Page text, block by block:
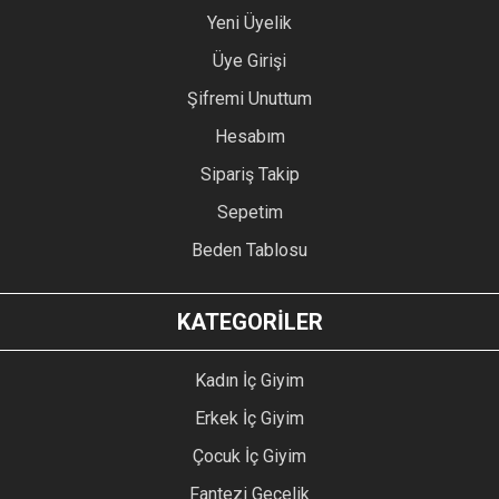
Yeni Üyelik
Üye Girişi
Şifremi Unuttum
Hesabım
Sipariş Takip
Sepetim
Beden Tablosu
KATEGORİLER
Kadın İç Giyim
Erkek İç Giyim
Çocuk İç Giyim
Fantezi Gecelik